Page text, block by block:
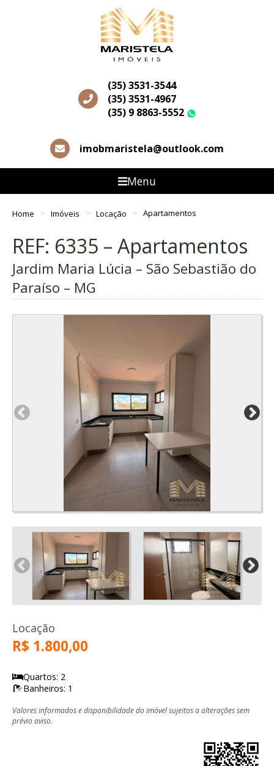
(35) 3531-3544
(35) 3531-4967
(35) 9 8863-5552
imobmaristela@outlook.com
Menu
Home Imóveis Locação Apartamentos
REF: 6335 – Apartamentos
Jardim Maria Lúcia – São Sebastião do
Paraíso – MG
Locação
R$ 1.800,00
Quartos: 2
Banheiros: 1
Valores informados e disponibilidade do imóvel sujeitos a alterações sem
prévio aviso.